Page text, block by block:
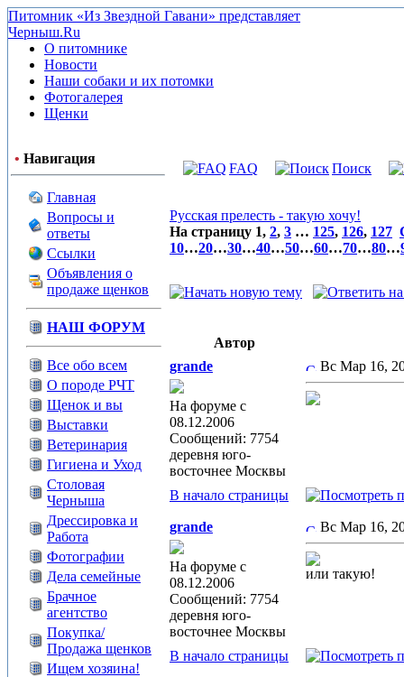
Питомник «Из Звездной Гавани» представляет
Черныш.Ru
О питомнике
Новости
Наши собаки и их потомки
Фотогалерея
Щенки
• Навигация
Главная
Вопросы и
ответы
Ссылки
Объявления о
продаже щенков
НАШ ФОРУМ
Все обо всем
О породе РЧТ
Щенок и вы
Выставки
Ветеринария
Гигиена и Уход
Столовая
Черныша
Дрессировка и
Работа
Фотографии
Дела семейные
Брачное
агентство
Покупка/
Продажа щенков
Ищем хозяина!
FAQ Поиск
Русская прелесть - такую хочу!
На страницу 1, 2, 3 … 125, 126, 127
10…20…30…40…50…60…70…80…
Автор
grande
На форуме с
08.12.2006
Сообщений: 7754
деревня юго-
восточнее Москвы
Вс Мар 16,
В начало страницы
grande
На форуме с
08.12.2006
Сообщений: 7754
деревня юго-
восточнее Москвы
Вс Мар 16,
или такую!
В начало страницы